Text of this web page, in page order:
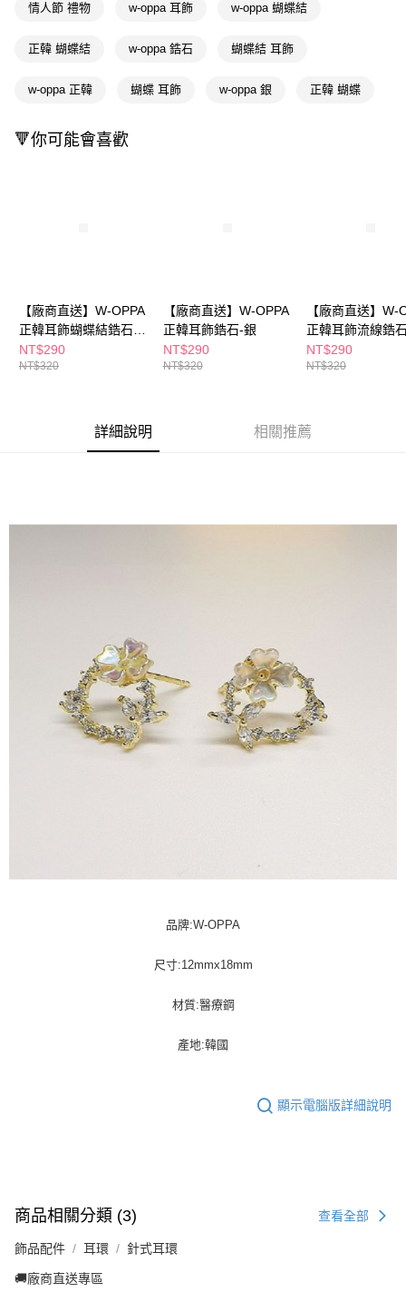
相關說明
AFTEE先享後付是「在收到商品之後才付款」的支付方式。 讓您購物簡單
２．便利：只要手機號碼，簡訊認證，即可結帳。
購買商品的店家。未經商家同意取消之訂單仍視為有效，需透過AFTEE先享
後付繳納相關費用。
※ 交易是否成功請以「AFTEE先享後付 」之結帳頁面顯示為準，若有關於
是否繳費成功／繳費後需取消欲退款等相關疑問，請聯繫「AFTEE先享後付
客戶支援中心」
https://netprotections.freshdesk.com/support/home
易，需依本服務之必要範圍內提供個人資料，並將交易相關給付款項請求債
權轉讓予恩沛科技股份有限公司。
運送方式
宅配(廠商直送🚚)
情人節 禮物 w-oppa 耳飾 w-oppa 蝴蝶結
正韓 蝴蝶結 w-oppa 鋯石 蝴蝶結 耳飾
w-oppa 正韓 蝴蝶 耳飾 w-oppa 銀 正韓 蝴蝶
🔻你可能會喜歡
【廠商直送】W-OPPA
正韓耳飾蝴蝶結鋯石圈
圈-銀
NT$290
NT$320
【廠商直送】W-OPPA
正韓耳飾鋯石-銀
NT$290
NT$320
【廠商直送】W-
正韓耳飾流線鋯
NT$290
NT$320
詳細說明 相關推薦
品牌:W-OPPA
尺寸:12mmx18mm
材質:醫療鋼
產地:韓國
顯示電腦版詳細說明
商品相關分類 (3) 查看全部
飾品配件 耳環 針式耳環
🚚廠商直送專區